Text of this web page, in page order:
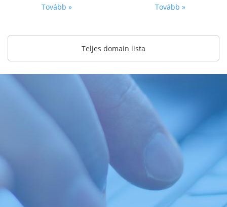
Tovább » Tovább »
Teljes domain lista